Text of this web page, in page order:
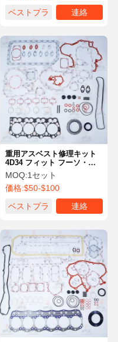
企業情報 会社案内
ベストプラ
連絡
重用アスベスト修理キット
4D34 フィット フーソ・キ
ャンター Vol ECR88 OE
ME220470
MOQ:1セット
価格:$50-$100
ベストプラ
連絡